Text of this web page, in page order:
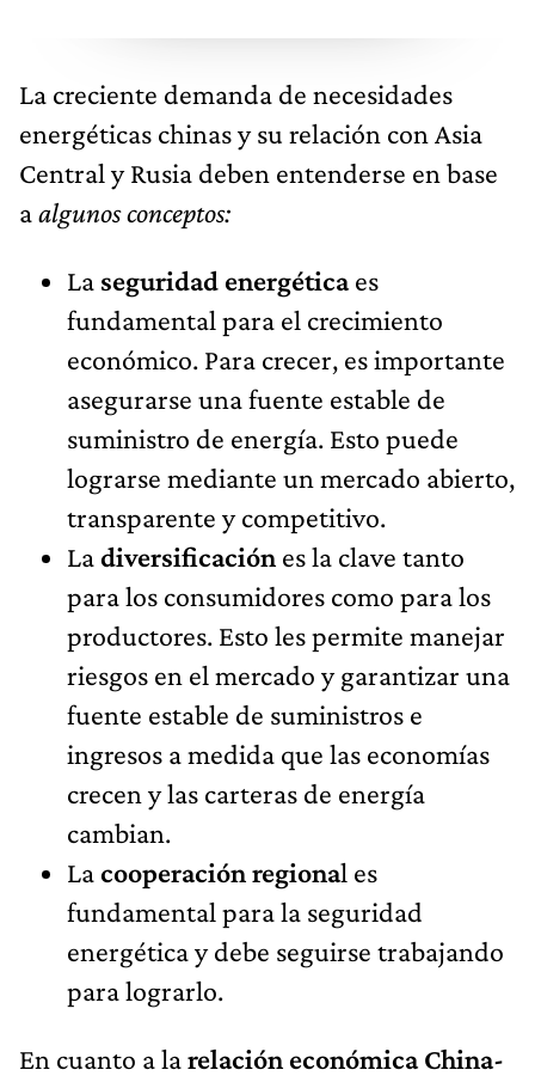
La creciente demanda de necesidades
energéticas chinas y su relación con Asia
Central y Rusia deben entenderse en base
aalgunos conceptos:
La seguridad energéticaes
fundamental para el crecimiento
económico. Para crecer, es importante
asegurarse una fuente estable de
suministro de energía. Esto puede
lograrse mediante un mercado abierto,
transparente y competitivo.
Ladiversificación es la clave tanto
para los consumidores como para los
productores. Esto les permite manejar
riesgos en el mercado y garantizar una
fuente estable de suministros e
ingresos a medida que las economías
crecen y las carteras de energía
cambian.
Lacooperación regional es
fundamental para la seguridad
energética y debe seguirse trabajando
para lograrlo.
En cuanto a larelación económica China-